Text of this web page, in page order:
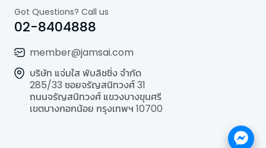
Got Questions? Call us
02-8404888
member@jamsai.com
บริษัท แจ่มใส พับลิชชิ่ง จำกัด
285/33 ซอยจรัญสนิทวงศ์ 31
ถนนจรัญสนิทวงศ์ แขวงบางขุนศรี
เขตบางกอกน้อย กรุงเทพฯ 10700